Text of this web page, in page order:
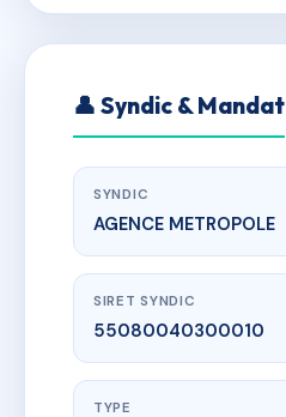
👤 Syndic & Mandat
SYNDIC
AGENCE METROPOLE
SIRET SYNDIC
55080040300010
TYPE